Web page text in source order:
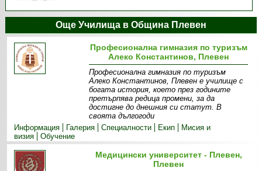
Още Училища в Община Плевен
Професионална гимназия по туризъм
Алеко Константинов, Плевен
Професионална гимназия по туризъм
Алеко Константинов, Плевен е училище с
богата история, което през годините
претърпява редица промени, за да
достигне до днешния си статут. В
своята дългогоди
Информация
Галерия Специалности Екип
Мисия и
визия
Обучение
Медицински университет - Плевен,
Плевен